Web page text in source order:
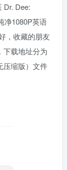
Dr. Dee:
净1080P英语
，收藏的朋友
下载地址分为
压缩版）文件